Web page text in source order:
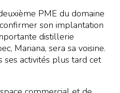
PME du domaine
son implantation
distillerie
Mariana, sera sa voisine.
ses activités plus tard cet